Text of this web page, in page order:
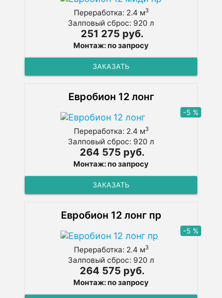
Переработка: 2.4 м3
Залповый сброс: 920 л
251 275 руб.
Монтаж: по запросу
ЗАКАЗАТЬ
Евробион 12 лонг
-5 %
Переработка: 2.4 м3
Залповый сброс: 920 л
264 575 руб.
Монтаж: по запросу
ЗАКАЗАТЬ
Евробион 12 лонг пр
-5 %
Переработка: 2.4 м3
Залповый сброс: 920 л
264 575 руб.
Монтаж: по запросу